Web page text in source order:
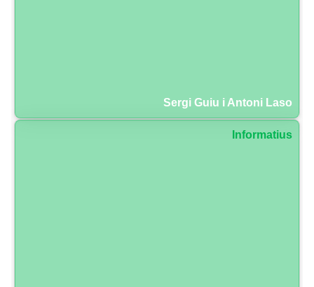
Sergi Guiu i Antoni Laso
Informatius